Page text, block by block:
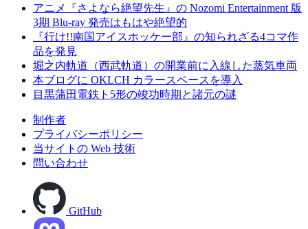
アニメ『さよなら絶望先生』の Nozomi Entertainment 版
3期 Blu-ray 発売はもはや絶望的
『行け!!南国アイスホッケー部』の知られざる4コマ作
品を発見
堀之内軌道（西武軌道）の開業前に入線した蒸気車両
本ブログに OKLCH カラースペースを導入
目黒蒲田電鉄ト5形の竣功時期と諸元の謎
制作者
プライバシーポリシー
当サイトの Web 技術
問い合わせ
GitHub